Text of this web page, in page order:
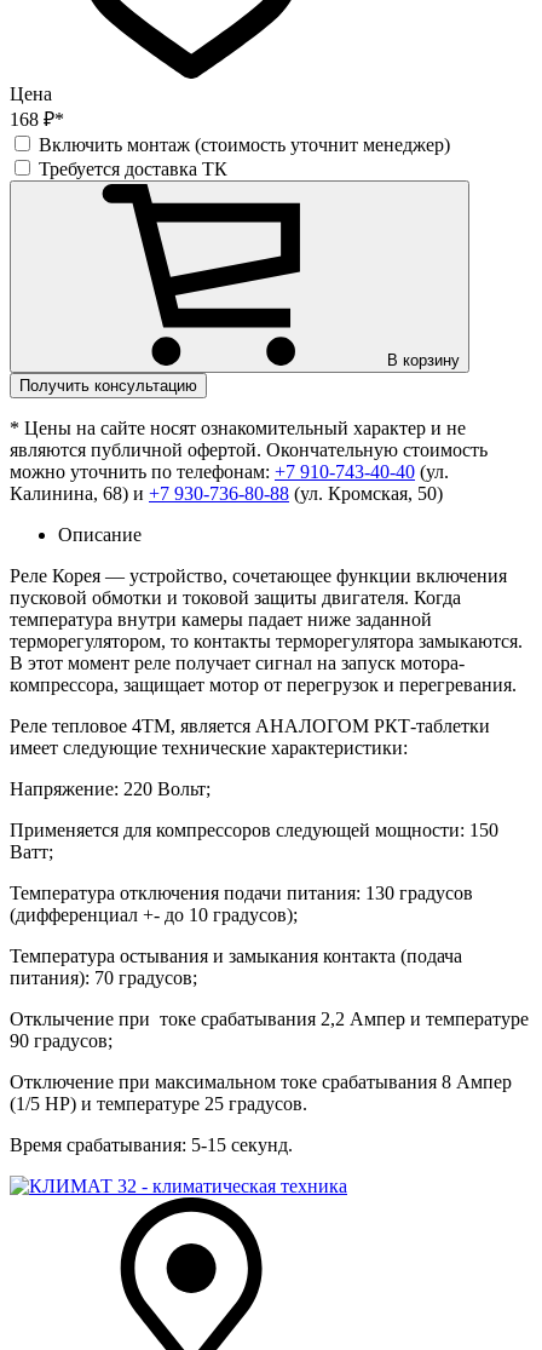
Цена
168 ₽*
Включить монтаж (стоимость уточнит менеджер)
Требуется доставка ТК
В корзину
Получить консультацию
* Цены на сайте носят ознакомительный характер и не
являются публичной офертой. Окончательную стоимость
можно уточнить по телефонам: +7 910-743-40-40 (ул.
Калинина, 68) и +7 930-736-80-88 (ул. Кромская, 50)
Описание
Реле Корея — устройство, сочетающее функции включения
пусковой обмотки и токовой защиты двигателя. Когда
температура внутри камеры падает ниже заданной
терморегулятором, то контакты терморегулятора замыкаются.
В этот момент реле получает сигнал на запуск мотора-
компрессора, защищает мотор от перегрузок и перегревания.
Реле тепловое 4TM, является АНАЛОГОМ РКТ-таблетки
имеет следующие технические характеристики:
Напряжение: 220 Вольт;
Применяется для компрессоров следующей мощности: 150
Ватт;
Температура отключения подачи питания: 130 градусов
(дифференциал +- до 10 градусов);
Температура остывания и замыкания контакта (подача
питания): 70 градусов;
Отклычение при токе срабатывания 2,2 Ампер и температуре
90 градусов;
Отключение при максимальном токе срабатывания 8 Ампер
(1/5 HP) и температуре 25 градусов.
Время срабатывания: 5-15 секунд.